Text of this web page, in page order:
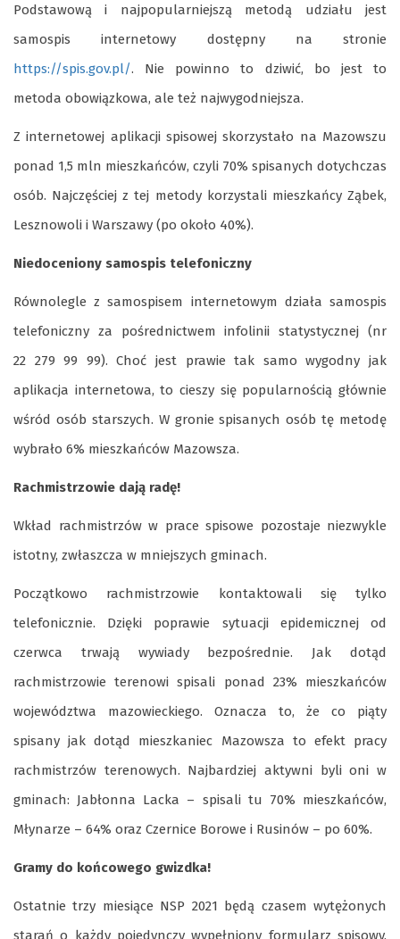
Podstawową i najpopularniejszą metodą udziału jest
samospis internetowy dostępny na stronie
https://spis.gov.pl/. Nie powinno to dziwić, bo jest to
metoda obowiązkowa, ale też najwygodniejsza.
Z internetowej aplikacji spisowej skorzystało na Mazowszu
ponad 1,5 mln mieszkańców, czyli 70% spisanych dotychczas
osób. Najczęściej z tej metody korzystali mieszkańcy Ząbek,
Lesznowoli i Warszawy (po około 40%).
Niedoceniony samospis telefoniczny
Równolegle z samospisem internetowym działa samospis
telefoniczny za pośrednictwem infolinii statystycznej (nr
22 279 99 99). Choć jest prawie tak samo wygodny jak
aplikacja internetowa, to cieszy się popularnością głównie
wśród osób starszych. W gronie spisanych osób tę metodę
wybrało 6% mieszkańców Mazowsza.
Rachmistrzowie dają radę!
Wkład rachmistrzów w prace spisowe pozostaje niezwykle
istotny, zwłaszcza w mniejszych gminach.
Początkowo rachmistrzowie kontaktowali się tylko
telefonicznie. Dzięki poprawie sytuacji epidemicznej od
czerwca trwają wywiady bezpośrednie. Jak dotąd
rachmistrzowie terenowi spisali ponad 23% mieszkańców
województwa mazowieckiego. Oznacza to, że co piąty
spisany jak dotąd mieszkaniec Mazowsza to efekt pracy
rachmistrzów terenowych. Najbardziej aktywni byli oni w
gminach: Jabłonna Lacka – spisali tu 70% mieszkańców,
Młynarze – 64% oraz Czernice Borowe i Rusinów – po 60%.
Gramy do końcowego gwizdka!
Ostatnie trzy miesiące NSP 2021 będą czasem wytężonych
starań o każdy pojedynczy wypełniony formularz spisowy.